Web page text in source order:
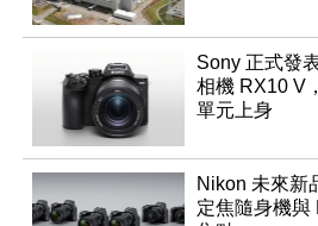
Sony 正式發
相機 RX10 V
單元上身
Nikon 未來新
定焦隨身機與